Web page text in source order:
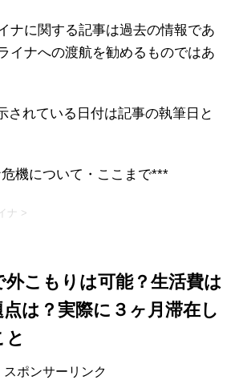
ナに関する記事は過去の情報であ
イナへの渡航を勧めるものではあ
されている日付は記事の執筆日と
機について・ここまで***
ナ >
こもりは可能？生活費は
は？実際に３ヶ月滞在し
と
スポンサーリンク